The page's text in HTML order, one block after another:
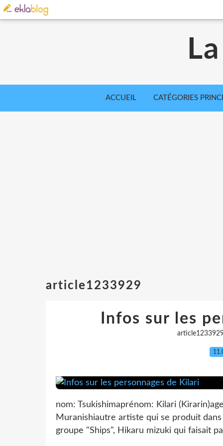
ACCUEIL CATÉGORIES
article1233929
Infos sur les
nom: Tsukishimaprénom: Kilari
Muranishiautre artiste qui se produit
groupe "Ships", Hikaru mizuki qui faisait